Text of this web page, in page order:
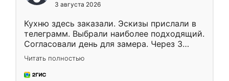
3 августа 2026
Кухню здесь заказали. Эскизы прислали в
телеграмм. Выбрали наиболее подходящий.
Согласовали день для замера. Через 3
недели кухня была уже готова. Остались
довольны работой. Спасибо Ренессанс
мебель за качественную работу!
Читать полностью